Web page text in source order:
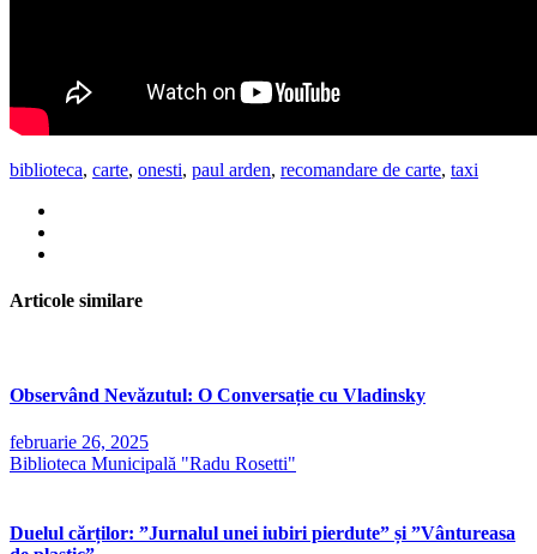
biblioteca, carte, onesti, paul arden, recomandare de carte, taxi
Articole similare
Observând Nevăzutul: O Conversație cu Vladinsky
februarie 26, 2025
Biblioteca Municipală "Radu Rosetti"
Duelul cărților: ”Jurnalul unei iubiri pierdute” și ”Vântureasa